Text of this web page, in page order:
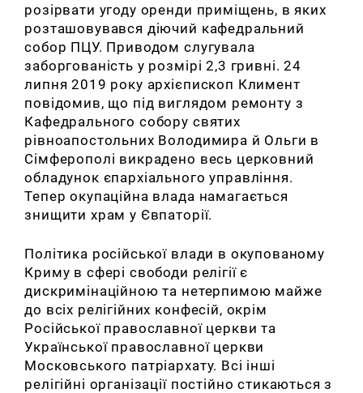
розірвати угоду оренди приміщень, в яких
розташовувався діючий кафедральний
собор ПЦУ. Приводом слугувала
заборгованість у розмірі 2,3 гривні. 24
липня 2019 року архієпископ Климент
повідомив, що під виглядом ремонту з
Кафедрального собору святих
рівноапостольних Володимира й Ольги в
Сімферополі викрадено весь церковний
обладунок єпархіального управління.
Тепер окупаційна влада намагається
знищити храм у Євпаторії.
Політика російської влади в окупованому
Криму в сфері свободи релігії є
дискримінаційною та нетерпимою майже
до всіх релігійних конфесій, окрім
Російської православної церкви та
Української православної церкви
Московського патріархату. Всі інші
релігійні організації постійно стикаються з